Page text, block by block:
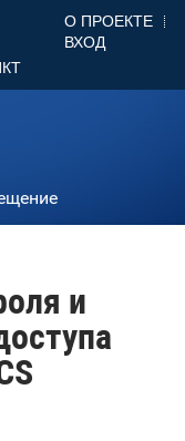
О ПРОЕКТЕ
ВХОД
и